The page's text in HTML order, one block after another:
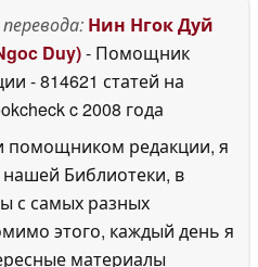
Нин Нгок Дуй
Duy)- Помощник
- 814621 статей на
c 2008 года
помощником редакции, я
Библиотеки, в
с самых разных
этого, каждый день я
материалы